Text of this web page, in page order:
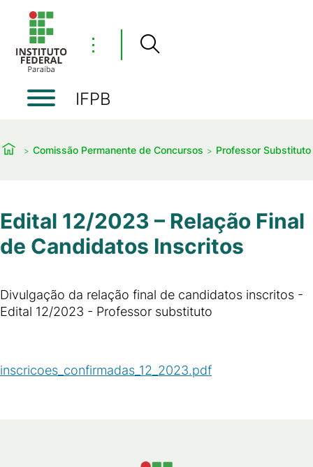
⋮
IFPB
Comissão Permanente de Concursos Professor Substituto
Edital 12/2023 – Relação Final
de Candidatos Inscritos
Divulgação da relação final de candidatos inscritos -
Edital 12/2023 - Professor substituto
inscricoes_confirmadas_12_2023.pdf